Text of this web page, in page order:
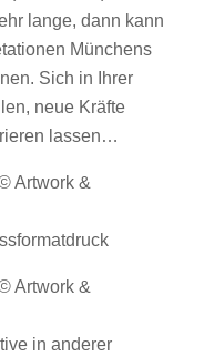
lange, dann kann
Münchens
Sich in Ihrer
neue Kräfte
lassen…
in anderer